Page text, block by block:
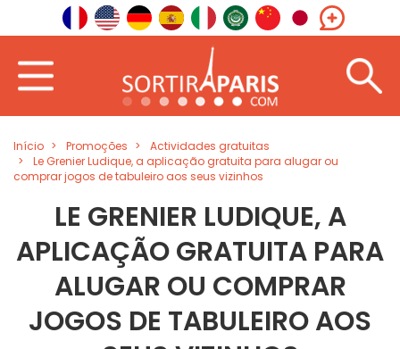
Início Promoções
Actividades gratuitas
Le Grenier Ludique, a aplicação gratuita para alugar ou
comprar jogos de tabuleiro aos seus vizinhos
LE GRENIER LUDIQUE, A
APLICAÇÃO GRATUITA PARA
ALUGAR OU COMPRAR
JOGOS DE TABULEIRO AOS